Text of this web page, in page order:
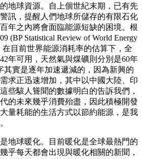
地球資源。自上個世紀末期，已有先
訊，提醒人們地球所儲存的有限石化
年之內將會面臨能源短缺的困境。根
(BP Statistical Review of World Energy
在目前世界能源消耗率的估算下，全
年可用，天然氣與煤礦則分別是60年
其實是逐年加速遞減的，因為新興的
求正迅速增加，其中以中國大陸、印
些駭人聳聞的數據明白的告訴我們，
的未來幾乎消費殆盡，因此積極開發
量耗能的生活方式以節約能源，是我
地球暖化。目前暖化是全球最熱門的
乎每天都會出現與暖化相關的新聞，